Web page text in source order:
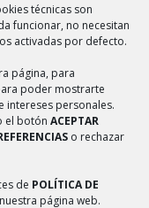
técnicas son
funcionar, no necesitan
activadas por defecto.
página, para
poder mostrarte
intereses personales.
el botón ACEPTAR
o rechazar
de POLÍTICA DE
página web.